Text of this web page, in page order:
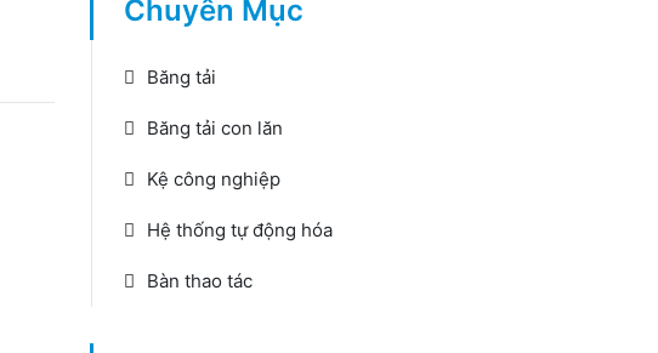
Chuyên Mục
Băng tải
Băng tải con lăn
Kệ công nghiệp
Hệ thống tự động hóa
Bàn thao tác